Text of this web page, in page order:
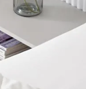
쇼핑 계속하기